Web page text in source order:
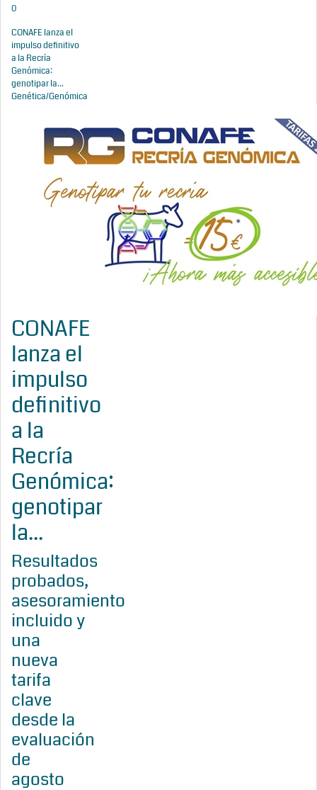
0
CONAFE lanza el
impulso definitivo
a la Recría
Genómica:
genotipar la...
Genética/Genómica
CONAFE
lanza el
impulso
definitivo
a la
Recría
Genómica:
genotipar
la...
Resultados
probados,
asesoramiento
incluido y
una
nueva
tarifa
clave
desde la
evaluación
de
agosto